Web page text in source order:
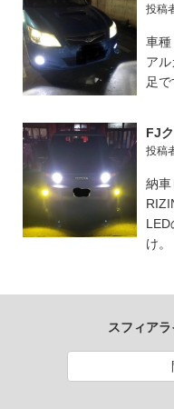
投稿
車種
ア
足で
FJ
投稿
納車
け。
スフィア